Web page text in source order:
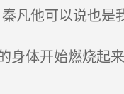
凡他可以说也是
体开始燃烧起